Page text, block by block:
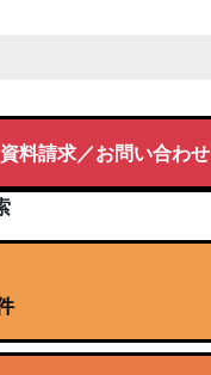
資料請求／お問い合わせ